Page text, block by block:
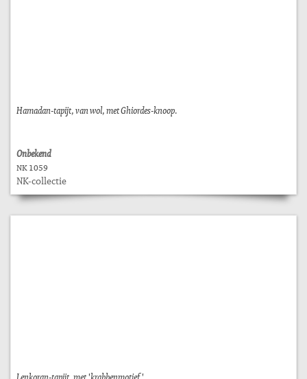
Hamadan-tapijt, van wol, met Ghiordes-knoop.
Onbekend
NK 1059
NK-collectie